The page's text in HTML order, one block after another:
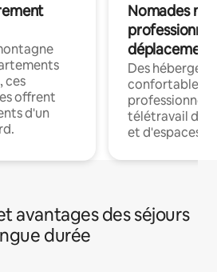
ces
offrent
d'un
Nomades
déplacement
Des
confortables
professionnels
télétravail
et d'espaces
avantages des séjours
durée